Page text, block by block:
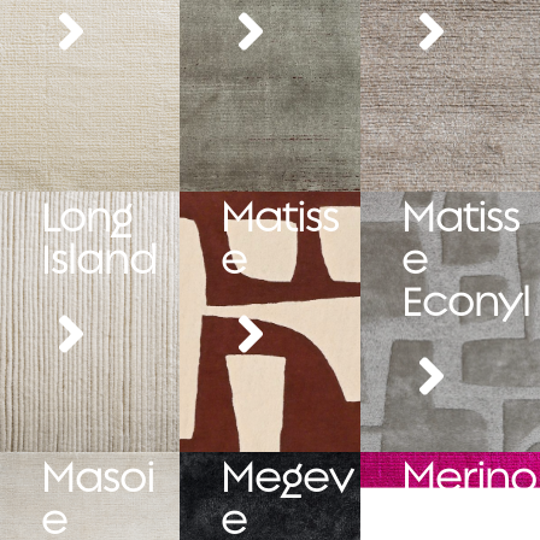
Long
Island
Matiss
e
Matiss
e
Econyl
Masoi
e
Megev
e
Merino